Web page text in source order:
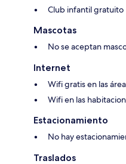
Club infantil gratuito
Mascotas
No se aceptan
Internet
Wifi gratis en las
Wifi en las
Estacionamiento
No hay
Traslados